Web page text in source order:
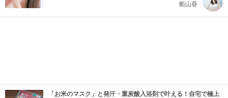
船山葵
「お米のマスク」と発汗・重炭酸入浴剤で叶える！自宅で極上